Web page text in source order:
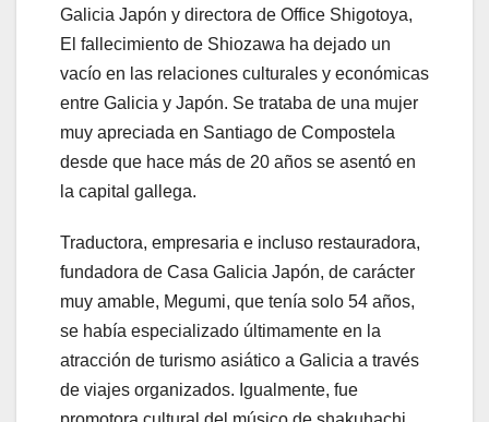
Galicia Japón y directora de Office Shigotoya,
El fallecimiento de Shiozawa ha dejado un
vacío en las relaciones culturales y económicas
entre Galicia y Japón. Se trataba de una mujer
muy apreciada en Santiago de Compostela
desde que hace más de 20 años se asentó en
la capital gallega.
Traductora, empresaria e incluso restauradora,
fundadora de Casa Galicia Japón, de carácter
muy amable, Megumi, que tenía solo 54 años,
se había especializado últimamente en la
atracción de turismo asiático a Galicia a través
de viajes organizados. Igualmente, fue